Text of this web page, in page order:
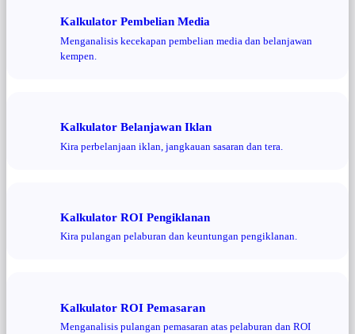
Kalkulator Pembelian Media
Menganalisis kecekapan pembelian media dan belanjawan
kempen.
Kalkulator Belanjawan Iklan
Kira perbelanjaan iklan, jangkauan sasaran dan tera.
Kalkulator ROI Pengiklanan
Kira pulangan pelaburan dan keuntungan pengiklanan.
Kalkulator ROI Pemasaran
Menganalisis pulangan pemasaran atas pelaburan dan ROI